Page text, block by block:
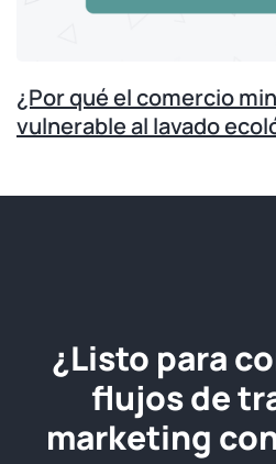
¿Por qué el comercio
vulnerable al lavado
¿Listo para
flujos de
marketing